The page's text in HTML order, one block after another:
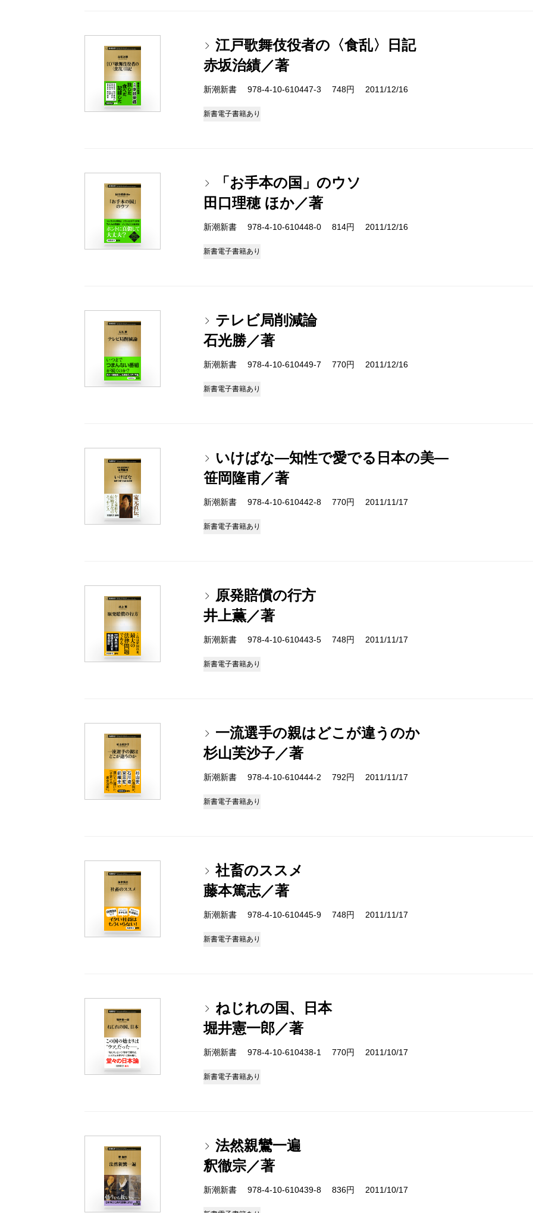
江戸歌舞伎役者の〈食乱〉日記
赤坂治績／著
新潮新書 978-4-10-610447-3 748円 2011/12/16
新書電子書籍あり
「お手本の国」のウソ
田口理穂 ほか／著
新潮新書 978-4-10-610448-0 814円 2011/12/16
新書電子書籍あり
テレビ局削減論
石光勝／著
新潮新書 978-4-10-610449-7 770円 2011/12/16
新書電子書籍あり
いけばな―知性で愛でる日本の美―
笹岡隆甫／著
新潮新書 978-4-10-610442-8 770円 2011/11/17
新書電子書籍あり
原発賠償の行方
井上薫／著
新潮新書 978-4-10-610443-5 748円 2011/11/17
新書電子書籍あり
一流選手の親はどこが違うのか
杉山芙沙子／著
新潮新書 978-4-10-610444-2 792円 2011/11/17
新書電子書籍あり
社畜のススメ
藤本篤志／著
新潮新書 978-4-10-610445-9 748円 2011/11/17
新書電子書籍あり
ねじれの国、日本
堀井憲一郎／著
新潮新書 978-4-10-610438-1 770円 2011/10/17
新書電子書籍あり
法然親鸞一遍
釈徹宗／著
新潮新書 978-4-10-610439-8 836円 2011/10/17